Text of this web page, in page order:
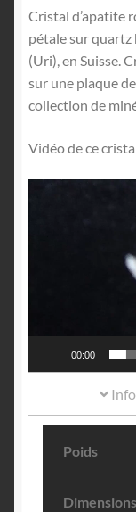
Cristal d’apatite
pétale sur quartz
(Uri), en Suisse.
sur une plaque
collection de
Vidéo de ce
00:00
Poids
Dimensions